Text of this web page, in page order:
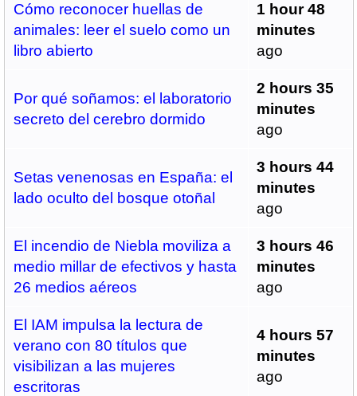
Cómo reconocer huellas de
animales: leer el suelo como un
libro abierto
1 hour 48
minutes
ago
Por qué soñamos: el laboratorio
secreto del cerebro dormido
2 hours 35
minutes
ago
Setas venenosas en España: el
lado oculto del bosque otoñal
3 hours 44
minutes
ago
El incendio de Niebla moviliza a
medio millar de efectivos y hasta
26 medios aéreos
3 hours 46
minutes
ago
El IAM impulsa la lectura de
verano con 80 títulos que
visibilizan a las mujeres
escritoras
4 hours 57
minutes
ago